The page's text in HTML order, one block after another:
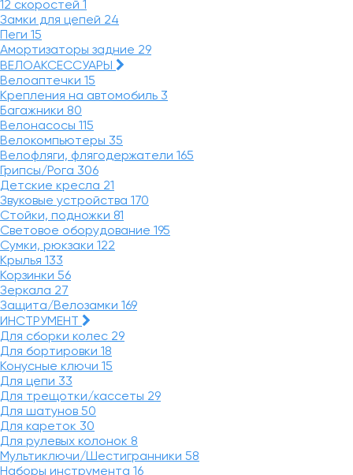
12 скоростей 1
Замки для цепей 24
Пеги 15
Амортизаторы задние 29
ВЕЛОАКСЕССУАРЫ
Велоаптечки 15
Крепления на автомобиль 3
Багажники 80
Велонасосы 115
Велокомпьютеры 35
Велофляги, флягодержатели 165
Грипсы/Рога 306
Детские кресла 21
Звуковые устройства 170
Стойки, подножки 81
Световое оборудование 195
Сумки, рюкзаки 122
Крылья 133
Корзинки 56
Зеркала 27
Защита/Велозамки 169
ИНСТРУМЕНТ
Для сборки колес 29
Для бортировки 18
Конусные ключи 15
Для цепи 33
Для трещотки/кассеты 29
Для шатунов 50
Для кареток 30
Для рулевых колонок 8
Мультиключи/Шестигранники 58
Наборы инструмента 16